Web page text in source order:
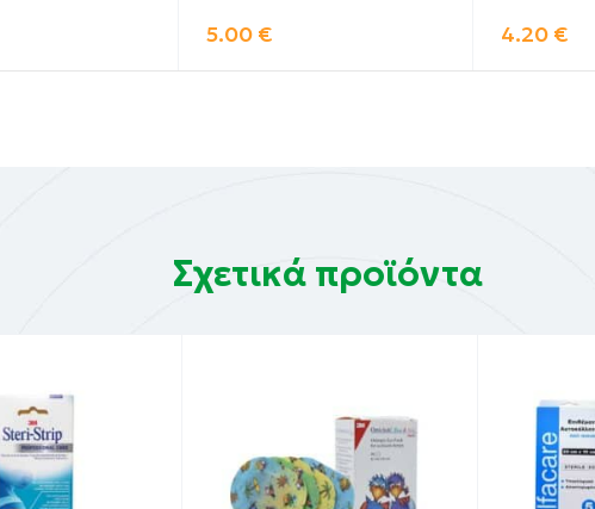
5.00 € 4.20 €
Σχετικά προϊόντα